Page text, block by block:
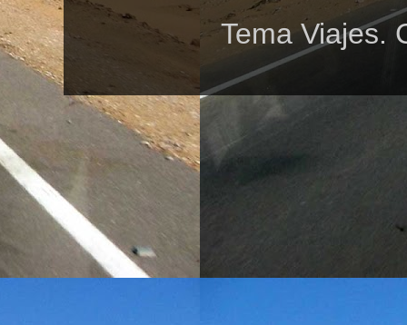
Tema Viajes.